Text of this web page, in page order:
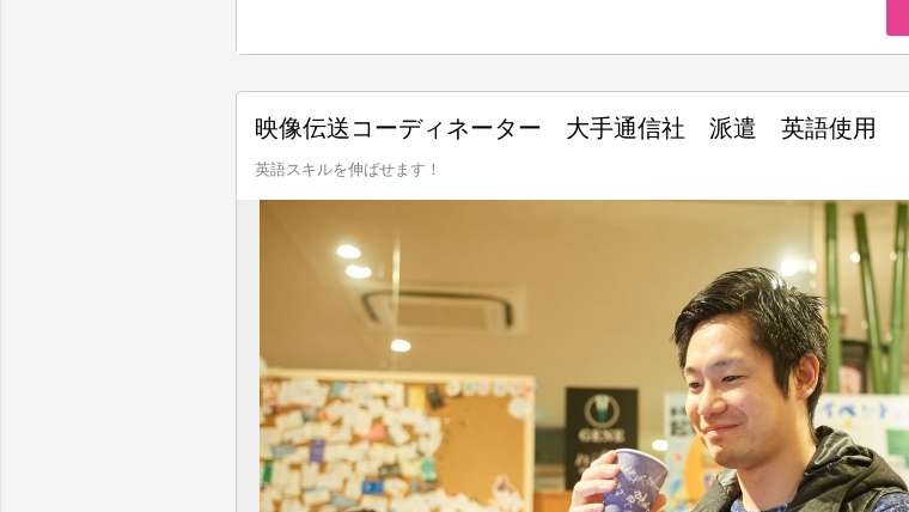
映像伝送コーディネーター 大手通信社 派遣 英語使用
英語スキルを伸ばせます！